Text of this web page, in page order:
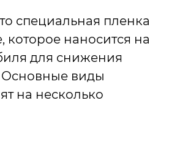
специальная пленка
которое наносится на
для снижения
Основные виды
на несколько